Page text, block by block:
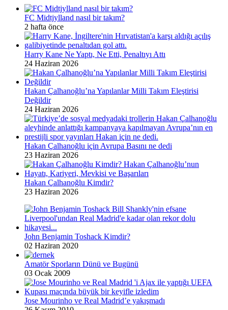
FC Midtjylland nasıl bir takım?
2 hafta önce
Harry Kane Ne Yaptı, Ne Etti, Penaltıyı Attı
24 Haziran 2026
Hakan Çalhanoğlu’na Yapılanlar Milli Takım Eleştirisi
Değildir
24 Haziran 2026
Hakan Çalhanoğlu için Avrupa Basını ne dedi
23 Haziran 2026
Hakan Çalhanoğlu Kimdir?
23 Haziran 2026
John Benjamin Toshack Kimdir?
02 Haziran 2020
Amatör Sporların Dünü ve Bugünü
03 Ocak 2009
Jose Mourinho ve Real Madrid’e yakışmadı